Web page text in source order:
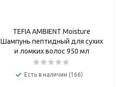
TEFIA AMBIENT Moisture
Шампунь пептидный для сухих
и ломких волос 950 мл
Есть в наличии (166)